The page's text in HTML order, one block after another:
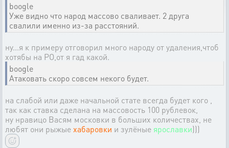
boogle
Уже видно что народ массово сваливает. 2 друга
свалили именно из-за расстояний.
ну...я к примеру отговорил много народу от удаления,чтоб
хотябы на РО,от я гад какой.
boogle
Атаковать скоро совсем некого будет.
на слабой или даже начальной стате всегда будет кого ,
так как ставка сделана на массовость 100 рублевок,
ну нравицо Васям московки в больших количествах, не
любят они рыжыехабаровки и зулёные ярославки)))